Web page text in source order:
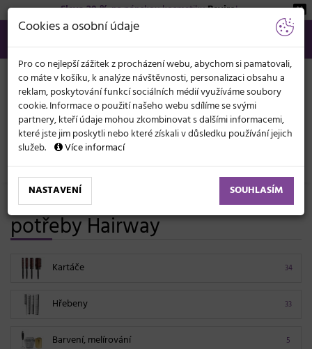
Sleva 20 %na pánskou kosmetikuBeviro!
566 440 099
info@svetkadernictvi.cz
Po−pá: 8−17
Vše o nákupu Kč
KATEGORIE
MENU
Kadeřnické potřeby
Profesionální kadeřnické
potřeby Hairway
34
Kartáče
33
Hřebeny
5
Barvení, melírování
Cookies a osobní údaje
Pro co nejlepší zážitek z procházení webu, abychom si pamatovali,
co máte v košíku, k analýze návštěvnosti, personalizaci obsahu a
reklam, poskytování funkcí sociálních médií využíváme soubory
cookie. Informace o použití našeho webu sdílíme se svými
partnery, kteří údaje mohou zkombinovat s dalšími informacemi,
které jste jim poskytli nebo které získali v důsledku používání jejich
služeb.
Více informací
NASTAVENÍ SOUHLASÍM